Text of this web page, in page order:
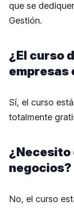
que se
Gestión.
¿El curso
empresas
Sí, el curso
totalmente
¿Necesito
negocios?
No, el curso